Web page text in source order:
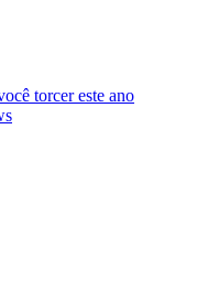
torcer este ano